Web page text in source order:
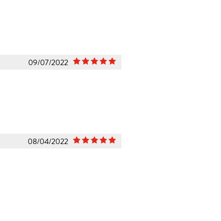
09/07/2022
08/04/2022